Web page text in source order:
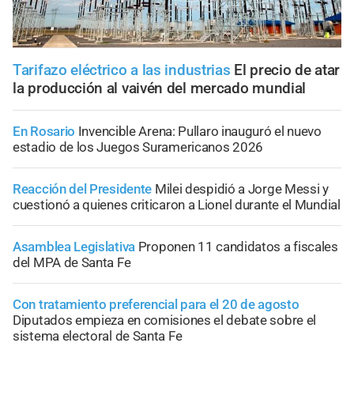
Tarifazo eléctrico a las industrias El precio de atar
la producción al vaivén del mercado mundial
En Rosario Invencible Arena: Pullaro inauguró el nuevo
estadio de los Juegos Suramericanos 2026
Reacción del Presidente Milei despidió a Jorge Messi y
cuestionó a quienes criticaron a Lionel durante el Mundial
Asamblea Legislativa Proponen 11 candidatos a fiscales
del MPA de Santa Fe
Con tratamiento preferencial para el 20 de agosto
Diputados empieza en comisiones el debate sobre el
sistema electoral de Santa Fe